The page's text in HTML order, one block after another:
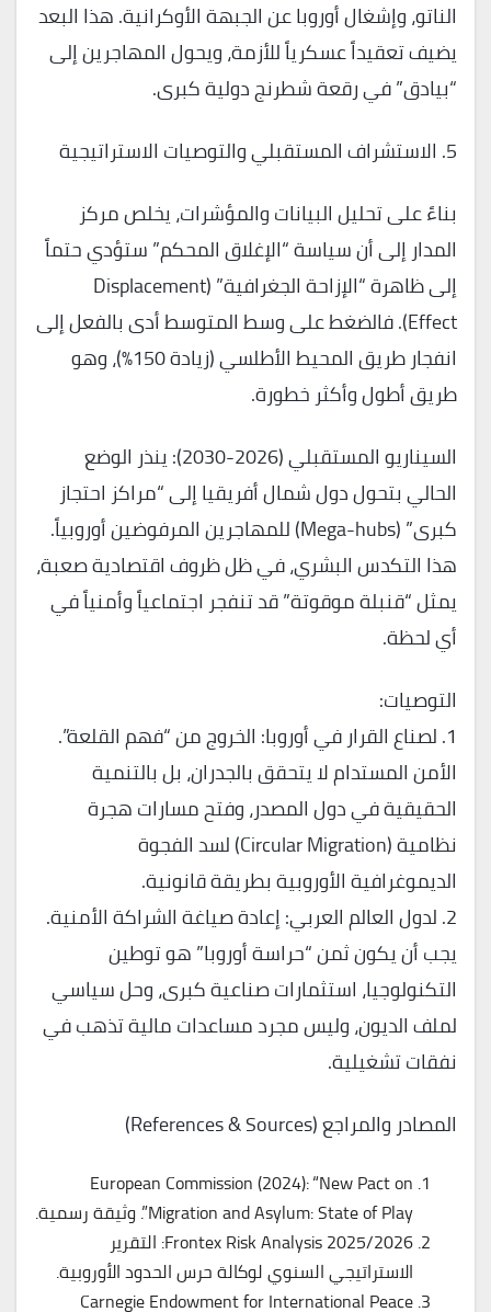
الناتو، وإشغال أوروبا عن الجبهة الأوكرانية. هذا البعد
يضيف تعقيداً عسكرياً للأزمة، ويحول المهاجرين إلى
“بيادق” في رقعة شطرنج دولية كبرى.
5. الاستشراف المستقبلي والتوصيات الاستراتيجية
بناءً على تحليل البيانات والمؤشرات، يخلص مركز
المدار إلى أن سياسة “الإغلاق المحكم” ستؤدي حتماً
إلى ظاهرة “الإزاحة الجغرافية” (Displacement
Effect). فالضغط على وسط المتوسط أدى بالفعل إلى
انفجار طريق المحيط الأطلسي (زيادة 150%)، وهو
طريق أطول وأكثر خطورة.
السيناريو المستقبلي (2026-2030): ينذر الوضع
الحالي بتحول دول شمال أفريقيا إلى “مراكز احتجاز
كبرى” (Mega-hubs) للمهاجرين المرفوضين أوروبياً.
هذا التكدس البشري، في ظل ظروف اقتصادية صعبة،
يمثل “قنبلة موقوتة” قد تنفجر اجتماعياً وأمنياً في
أي لحظة.
التوصيات:
1. لصناع القرار في أوروبا: الخروج من “فهم القلعة”.
الأمن المستدام لا يتحقق بالجدران، بل بالتنمية
الحقيقية في دول المصدر، وفتح مسارات هجرة
نظامية (Circular Migration) لسد الفجوة
الديموغرافية الأوروبية بطريقة قانونية.
2. لدول العالم العربي: إعادة صياغة الشراكة الأمنية.
يجب أن يكون ثمن “حراسة أوروبا” هو توطين
التكنولوجيا، استثمارات صناعية كبرى، وحل سياسي
لملف الديون، وليس مجرد مساعدات مالية تذهب في
نفقات تشغيلية.
المصادر والمراجع (References & Sources)
European Commission (2024): “New Pact on
Migration and Asylum: State of Play”. وثيقة رسمية.
Frontex Risk Analysis 2025/2026: التقرير
الاستراتيجي السنوي لوكالة حرس الحدود الأوروبية.
Carnegie Endowment for International Peace